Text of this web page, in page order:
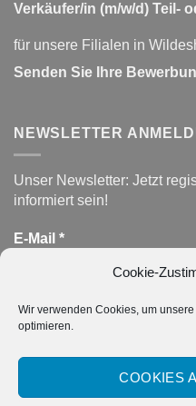
Cookie-
Wir verwenden Cookies, um
optimieren.
COOKIES
Verkäufer/in (m/w/d) Teil-
für unsere Filialen in
Senden Sie Ihre
NEWSLETTER
Unser Newsletter: Jetzt
informiert sein!
E-Mail *
DATENSCHUTZ